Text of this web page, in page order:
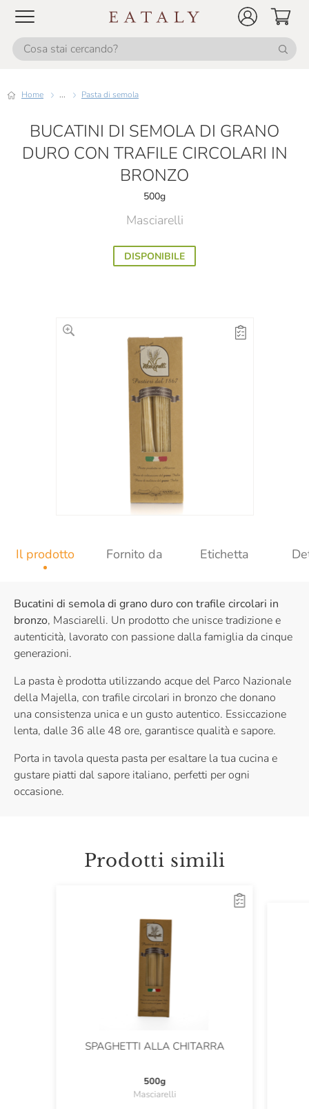
Home ... Pasta di semola
BUCATINI DI SEMOLA DI GRANO
DURO CON TRAFILE CIRCOLARI IN
BRONZO
500g
Masciarelli
DISPONIBILE
Il prodotto Fornito da Etichetta
Bucatini di semola di grano duro con trafile circolari in
bronzo, Masciarelli. Un prodotto che unisce tradizione e
autenticità, lavorato con passione dalla famiglia da cinque
generazioni.
La pasta è prodotta utilizzando acque del Parco Nazionale
della Majella, con trafile circolari in bronzo che donano
una consistenza unica e un gusto autentico. Essiccazione
lenta, dalle 36 alle 48 ore, garantisce qualità e sapore.
Porta in tavola questa pasta per esaltare la tua cucina e
gustare piatti dal sapore italiano, perfetti per ogni
occasione.
Prodotti simili
SPAGHETTI ALLA CHITARRA
500g
Masciarelli